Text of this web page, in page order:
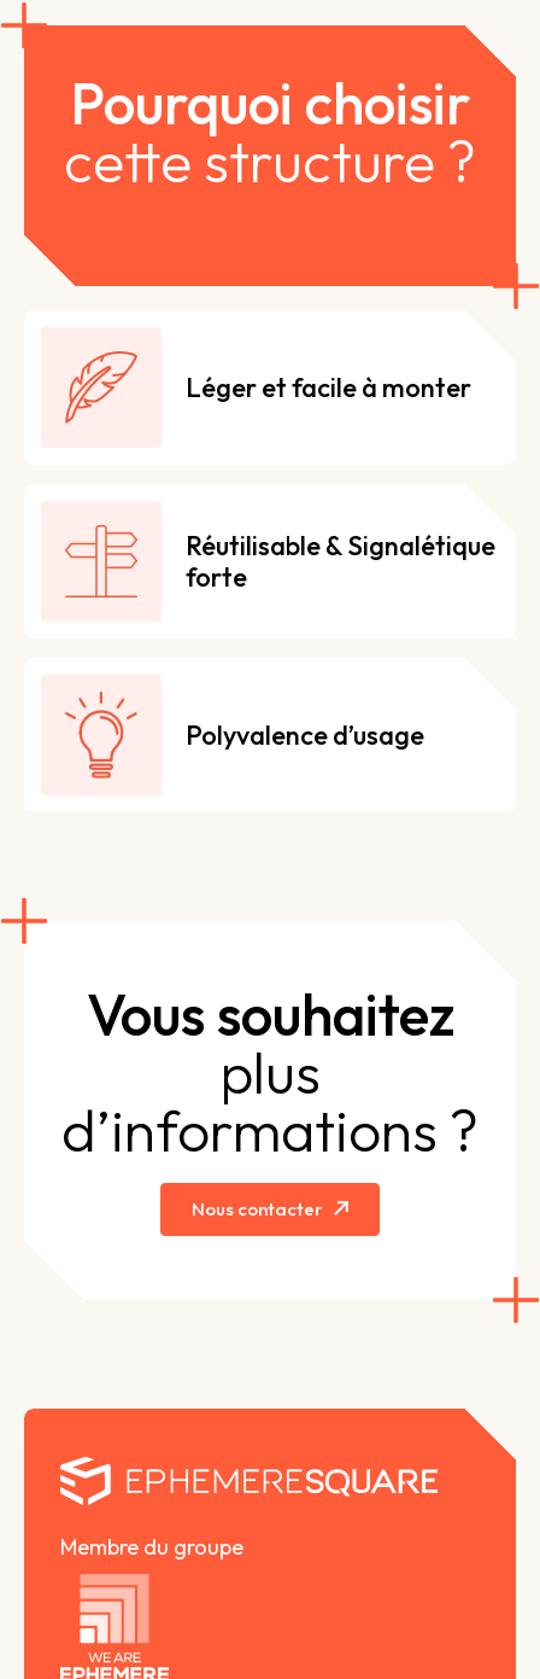
Pourquoi choisir
cette structure ?
Léger et facile à monter
Réutilisable & Signalétique
forte
Polyvalence d’usage
Vous souhaitez
plus
d’informations ?
Nous contacter
Membre du groupe